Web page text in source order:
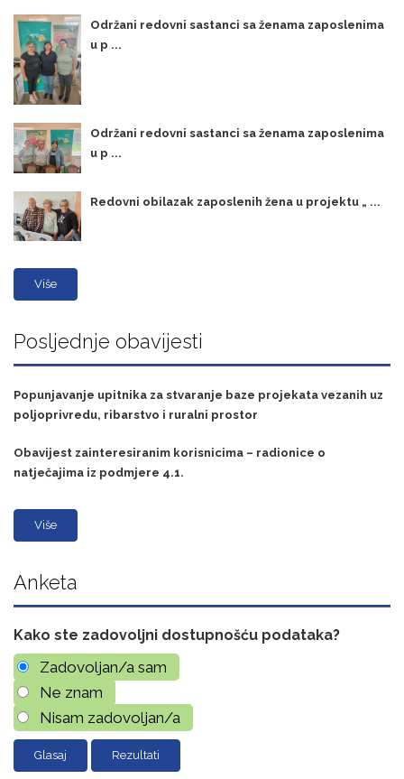
Održani redovni sastanci sa ženama zaposlenima
u p ...
Održani redovni sastanci sa ženama zaposlenima
u p ...
Redovni obilazak zaposlenih žena u projektu „ ...
Više
Posljednje obavijesti
Popunjavanje upitnika za stvaranje baze projekata vezanih uz
poljoprivredu, ribarstvo i ruralni prostor
Obavijest zainteresiranim korisnicima – radionice o
natječajima iz podmjere 4.1.
Više
Anketa
Kako ste zadovoljni dostupnošću podataka?
Zadovoljan/a sam
Ne znam
Nisam zadovoljan/a
Rezultati